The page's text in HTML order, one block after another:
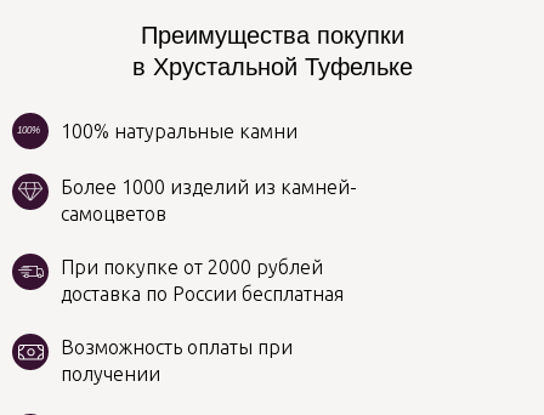
100% натуральные камни
100%
Преимущества покупки
в Хрустальной Туфельке
Более 1000 изделий из камней-
самоцветов
Возможность оплаты при
получении
При покупке от 2000 рублей
доставка по России бесплатная